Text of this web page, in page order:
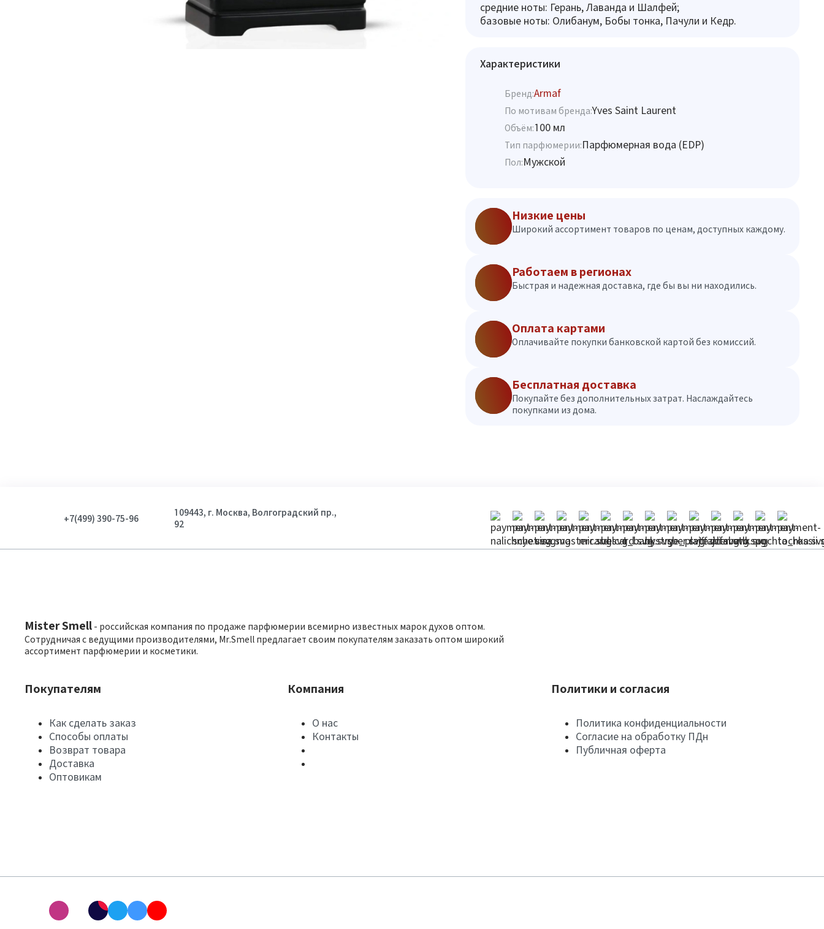
средние ноты: Герань, Лаванда и Шалфей;
базовые ноты: Олибанум, Бобы тонка, Пачули и Кедр.
Характеристики
Бренд:Armaf
По мотивам бренда:Yves Saint Laurent
Объём:100 мл
Тип парфюмерии:Парфюмерная вода (EDP)
Пол:Мужской
Низкие цены
Широкий ассортимент товаров по ценам, доступных каждому.
Работаем в регионах
Быстрая и надежная доставка, где бы вы ни находились.
Оплата картами
Оплачивайте покупки банковской картой без комиссий.
Бесплатная доставка
Покупайте без дополнительных затрат. Наслаждайтесь
покупками из дома.
+7(499) 390-75-96
109443, г. Москва, Волгоградский пр.,
92
Mister Smell - российская компания по продаже парфюмерии всемирно известных марок духов оптом.
Сотрудничая с ведущими производителями, Mr.Smell предлагает своим покупателям заказать оптом широкий
ассортимент парфюмерии и косметики.
Покупателям
Как сделать заказ
Способы оплаты
Возврат товара
Доставка
Оптовикам
Компания
О нас
Контакты
Политики и согласия
Политика конфиденциальности
Согласие на обработку ПДн
Публичная оферта